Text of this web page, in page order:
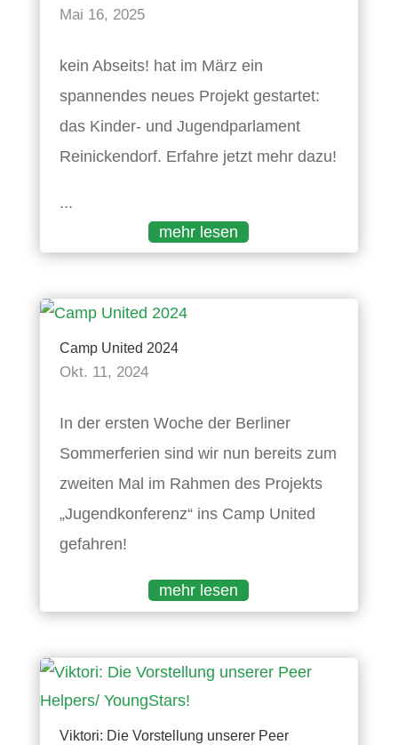
Mai 16, 2025
kein Abseits! hat im März ein
spannendes neues Projekt gestartet:
das Kinder- und Jugendparlament
Reinickendorf. Erfahre jetzt mehr dazu!
...
mehr lesen
Camp United 2024
Okt. 11, 2024
In der ersten Woche der Berliner
Sommerferien sind wir nun bereits zum
zweiten Mal im Rahmen des Projekts
„Jugendkonferenz“ ins Camp United
gefahren!
mehr lesen
Viktori: Die Vorstellung unserer Peer